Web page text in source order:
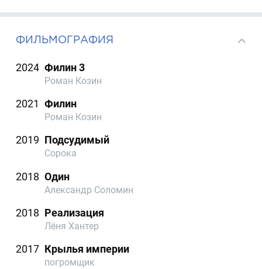
ФИЛЬМОГРАФИЯ
2024 Филин 3
Роман Козин
2021 Филин
Роман Козин
2019 Подсудимый
Сорока
2018 Один
Александр Соломин
2018 Реализация
Лёня Хантер
2017 Крылья империи
погромщик